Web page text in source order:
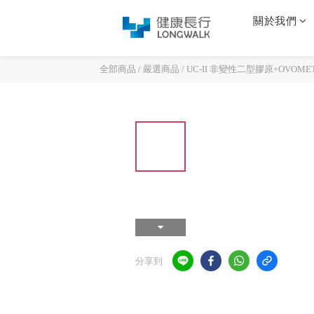
關於我們
全部商品 / 嚴選商品 / UC-II 非變性二型膠原
分享到